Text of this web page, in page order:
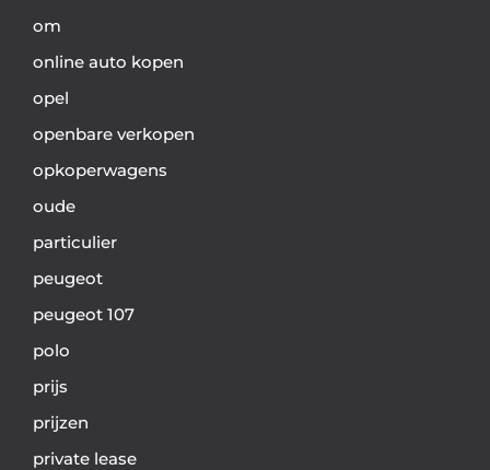
om
online auto kopen
opel
openbare verkopen
opkoperwagens
oude
particulier
peugeot
peugeot 107
polo
prijs
prijzen
private lease